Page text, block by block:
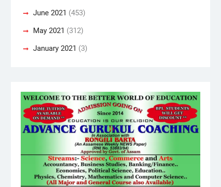
June 2021 (453)
May 2021 (312)
January 2021 (3)